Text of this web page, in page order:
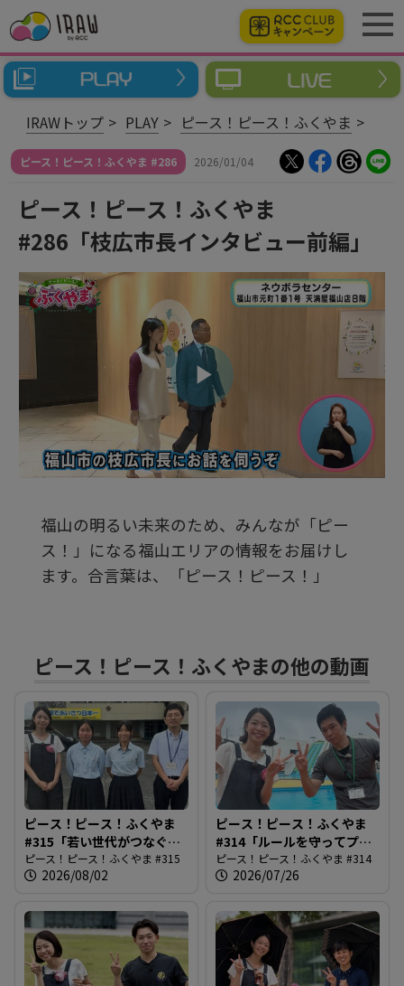
IRAWトップ PLAY ピース！ピース！ふくやま
ピース！ピース！ふくやま #286 2026/01/04
ピース！ピース！ふくやま
#286「枝広市長インタビュー前編」
ビ
デ
オ
再
生
す
る
福山の明るい未来のため、みんなが「ピー
ス！」になる福山エリアの情報をお届けし
ます。合言葉は、「ピース！ピース！」
ピース！ピース！ふくやまの他の動画
ピース！ピース！ふくやま
#315「若い世代がつなぐ市
民平和のつどい」
ピース！ピース！ふくやま #315
2026/08/02
ピース！ピース！ふくやま
#314「ルールを守ってプー
ルを楽しもう」
ピース！ピース！ふくやま #314
2026/07/26